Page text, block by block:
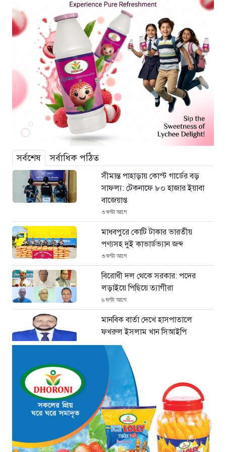
সর্বশেষ সর্বাধিক পঠিত
সীমান্ত পাহাড়ায় কোস্ট গার্ডের বড়
সাফল্য: টেকনাফে ৮০ হাজার ইয়াবা
বাজেয়াপ্ত
৩ ঘণ্টা আগে
মাধবপুরে কোটি টাকার ভারতীয়
পণ্যসহ দুই কাভার্ডভ্যান জব্দ
৩ ঘণ্টা আগে
বিরোধী দল থেকে সরকার: পদের
লড়াইয়ে পিছিয়ে ত্যাগীরা
৬ ঘণ্টা আগে
মানবিক বার্তা দেখে হাসপাতালে
ফখরুল ইসলাম খান সিআইপি
৮ ঘণ্টা আগে
ছাগলনাইয়ায় চিহ্নিত ডাকাত ‘গুন্ডা
রনি’ গ্রেপ্তার
৮ ঘণ্টা আগে
দৈনিক ৫শ টাকা মজুরীর দাবীতে
বড়লেখায় চা শ্রমিকদের গণবিক্ষোভ
৮ ঘণ্টা আগে